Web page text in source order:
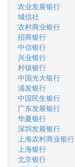
农业发展银行
城信社
农村商业银行
招商银行
中信银行
兴业银行
村镇银行
中国光大银行
浦发银行
中国民生银行
广东发展银行
华夏银行
深圳发展银行
上海农村商业银行
上海银行
北京银行